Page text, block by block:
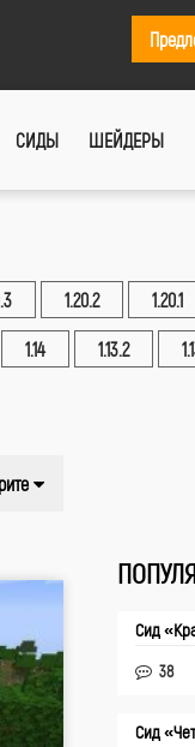
СИДЫ ШЕЙДЕРЫ
1.20.2 1.20.1
1.14 1.13.2
Сид
38
Сид